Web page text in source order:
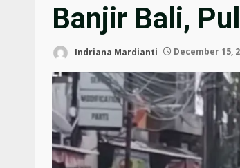
Banjir Bali,
Indriana Mardianti December 15,